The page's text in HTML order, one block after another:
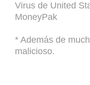
Virus de United
MoneyPak
* Además de
malicioso.